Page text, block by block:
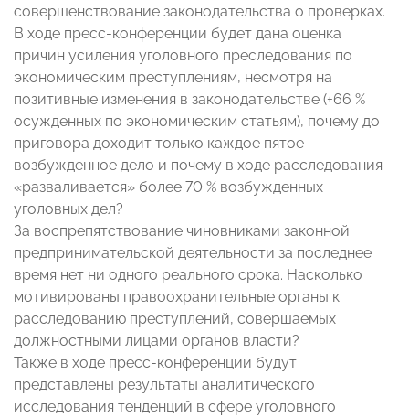
совершенствование законодательства о проверках.
В ходе пресс-конференции будет дана оценка
причин усиления уголовного преследования по
экономическим преступлениям, несмотря на
позитивные изменения в законодательстве (+66 %
осужденных по экономическим статьям), почему до
приговора доходит только каждое пятое
возбужденное дело и почему в ходе расследования
«разваливается» более 70 % возбужденных
уголовных дел?
За воспрепятствование чиновниками законной
предпринимательской деятельности за последнее
время нет ни одного реального срока. Насколько
мотивированы правоохранительные органы к
расследованию преступлений, совершаемых
должностными лицами органов власти?
Также в ходе пресс-конференции будут
представлены результаты аналитического
исследования тенденций в сфере уголовного